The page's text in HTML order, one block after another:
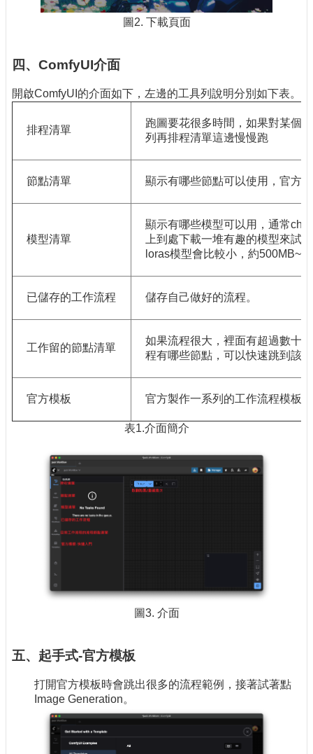
圖2. 下載頁面
四、ComfyUI介面
開啟ComfyUI的介面如下，左邊的工具列說明分別如下表。
排程清單
跑圖要花很多時間，如果對某個
列再排程清單這邊慢慢跑
節點清單 顯示有哪些節點可以使用，官方
模型清單
顯示有哪些模型可以用，通常
上到處下載一堆有趣的模型來試
loras模型會比較小，約
已儲存的工作流程 儲存自己做好的流程。
工作留的節點清單
如果流程很大，裡面有超過數十
程有哪些節點，可以快速跳到該
官方模板 官方製作一系列的工作流程模板
表1.介面簡介
圖3. 介面
五、起手式-官方模板
打開官方模板時會跳出很多的流程範例，接著試著點
Image Generation。